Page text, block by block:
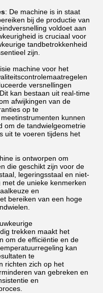
: De machine is in staat
bij de productie van
voldoet aan
is cruciaal voor
tandbetrokkenheid
zijn.
machine voor het
versnellingen
kan bestaan uit real-time
afwijkingen van de
op te
kunnen
om de tandwielgeometrie
uit te voeren tijdens het
is ontworpen om
die geschikt zijn voor de
legeringsstaal en niet-
de unieke kenmerken
en
bereiken van een hoge
trekken maakt het
om de efficiëntie en de
kan
te
richten zich op het
van gebreken en
en